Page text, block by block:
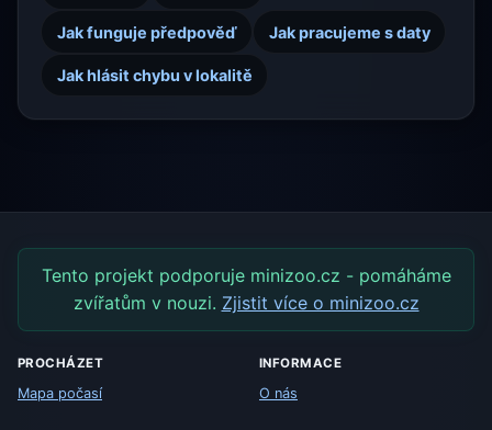
Jak funguje předpověď Jak pracujeme s daty
Jak hlásit chybu v lokalitě
Tento projekt podporuje minizoo.cz - pomáháme
zvířatům v nouzi. Zjistit více o minizoo.cz
PROCHÁZET
Mapa počasí
INFORMACE
O nás